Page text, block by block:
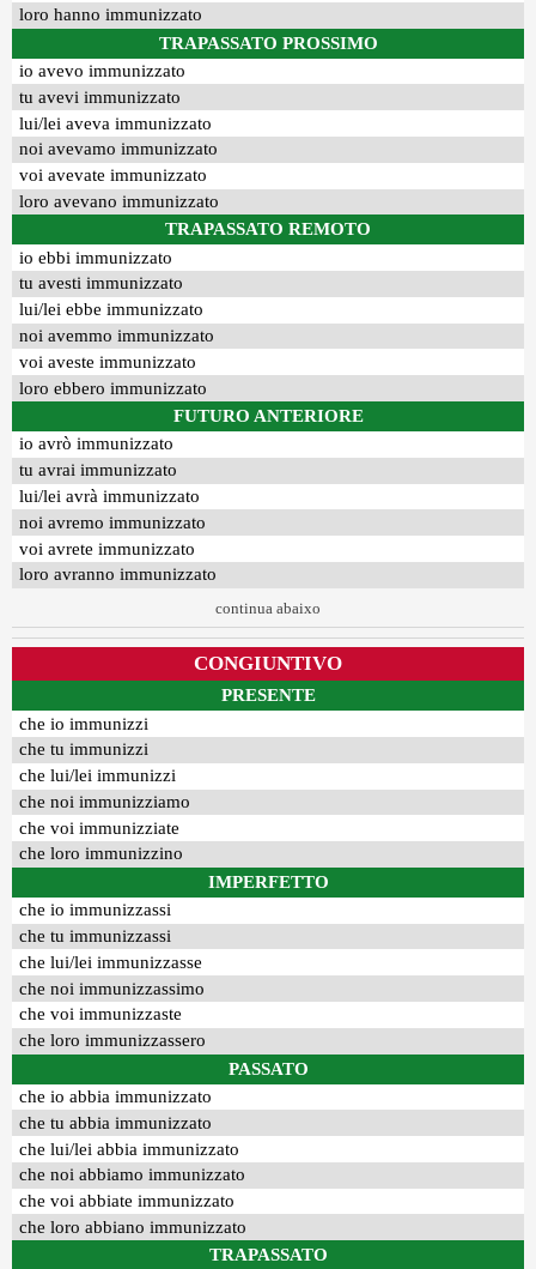
loro hanno immunizzato
TRAPASSATO PROSSIMO
io avevo immunizzato
tu avevi immunizzato
lui/lei aveva immunizzato
noi avevamo immunizzato
voi avevate immunizzato
loro avevano immunizzato
TRAPASSATO REMOTO
io ebbi immunizzato
tu avesti immunizzato
lui/lei ebbe immunizzato
noi avemmo immunizzato
voi aveste immunizzato
loro ebbero immunizzato
FUTURO ANTERIORE
io avrò immunizzato
tu avrai immunizzato
lui/lei avrà immunizzato
noi avremo immunizzato
voi avrete immunizzato
loro avranno immunizzato
continua abaixo
CONGIUNTIVO
PRESENTE
che io immunizzi
che tu immunizzi
che lui/lei immunizzi
che noi immunizziamo
che voi immunizziate
che loro immunizzino
IMPERFETTO
che io immunizzassi
che tu immunizzassi
che lui/lei immunizzasse
che noi immunizzassimo
che voi immunizzaste
che loro immunizzassero
PASSATO
che io abbia immunizzato
che tu abbia immunizzato
che lui/lei abbia immunizzato
che noi abbiamo immunizzato
che voi abbiate immunizzato
che loro abbiano immunizzato
TRAPASSATO